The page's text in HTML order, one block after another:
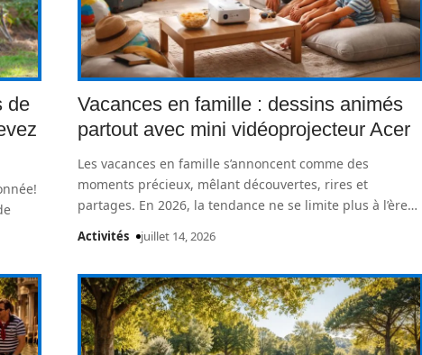
de
Vacances en famille : dessins animés
partout avec mini vidéoprojecteur Acer
Les vacances en famille s’annoncent comme des
moments précieux, mêlant découvertes, rires et
partages. En 2026, la tendance ne se limite plus à l’ère…
Activités juillet 14, 2026